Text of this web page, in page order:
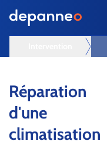
Réparation
d'une
climatisation